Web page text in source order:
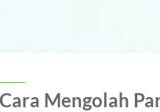
Cara Mengolah